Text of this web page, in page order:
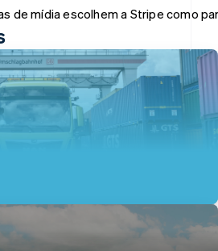
de mídia escolhem a Stripe como
está transformando os